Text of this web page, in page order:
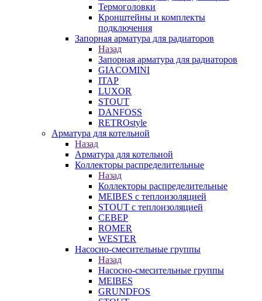
Термоголовки
Кронштейны и комплекты
подключения
Запорная арматура для радиаторов
Назад
Запорная арматура для радиаторов
GIACOMINI
ITAP
LUXOR
STOUT
DANFOSS
RETROstyle
Арматура для котельной
Назад
Арматура для котельной
Коллекторы распределительные
Назад
Коллекторы распределительные
MEIBES с теплоизоляцией
STOUT с теплоизоляцией
СЕВЕР
ROMER
WESTER
Насосно-смесительные группы
Назад
Насосно-смесительные группы
MEIBES
GRUNDFOS